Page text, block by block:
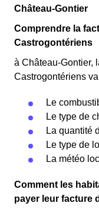
Château-Gontier
Comprendre la
Castrogontériens
à Château-Gontier,
Castrogontériens
Le
Le type de
La quantité
Le type de
La météo
Comment les
payer leur facture